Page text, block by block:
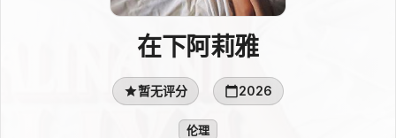
在下阿莉雅
暂无评分 2026
伦理